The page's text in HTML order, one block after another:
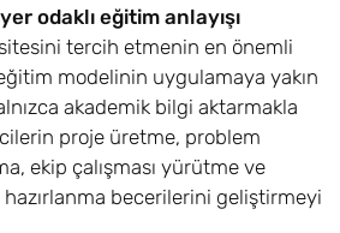
Eylül £17.600
6,8 Eylül £17.600
odaklı eğitim anlayışı
tercih etmenin en önemli
modelinin uygulamaya yakın
akademik bilgi aktarmakla
proje üretme, problem
ekip çalışması yürütme ve
hazırlanma becerilerini geliştirmeyi